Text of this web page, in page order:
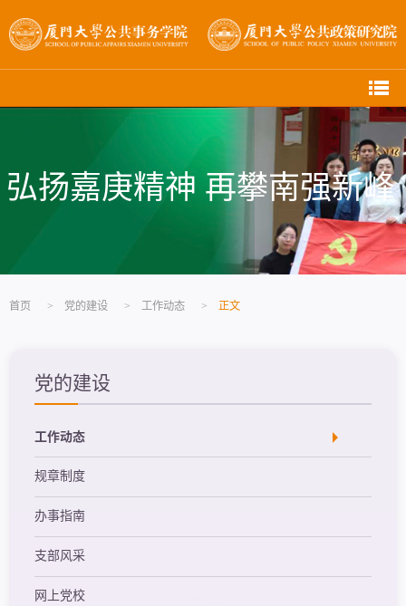
弘扬嘉庚精神 再攀南强新峰
首页 > 党的建设 > 工作动态 > 正文
党的建设
工作动态
规章制度
办事指南
支部风采
网上党校